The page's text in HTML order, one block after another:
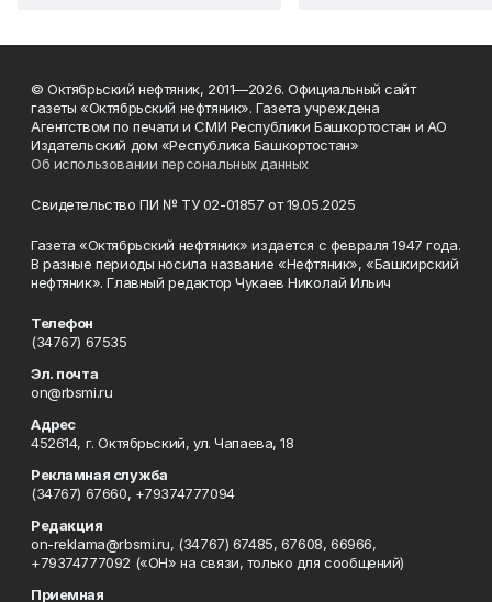
© Октябрьский нефтяник, 2011—2026. Официальный сайт
газеты «Октябрьский нефтяник». Газета учреждена
Агентством по печати и СМИ Республики Башкортостан и АО
Издательский дом «Республика Башкортостан»
Об использовании персональных данных
Свидетельство ПИ № ТУ 02-01857 от 19.05.2025
Газета «Октябрьский нефтяник» издается с февраля 1947 года.
В разные периоды носила название «Нефтяник», «Башкирский
нефтяник». Главный редактор Чукаев Николай Ильич
Телефон
(34767) 67535
Эл. почта
on@rbsmi.ru
Адрес
452614, г. Октябрьский, ул. Чапаева, 18
Рекламная служба
(34767) 67660, +79374777094
Редакция
on-reklama@rbsmi.ru, (34767) 67485, 67608, 66966,
+79374777092 («ОН» на связи, только для сообщений)
Приемная